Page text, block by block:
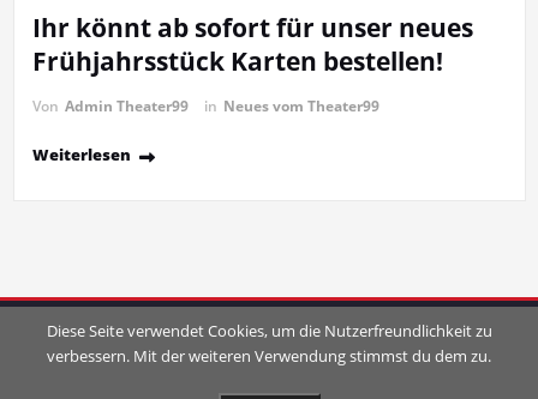
Ihr könnt ab sofort für unser neues
Frühjahrsstück Karten bestellen!
Von Admin Theater99 in Neues vom Theater99
Weiterlesen
Diese Seite verwendet Cookies, um die Nutzerfreundlichkeit zu
verbessern. Mit der weiteren Verwendung stimmst du dem zu.